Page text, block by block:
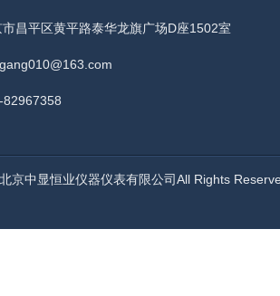
昌平区黄平路泰华龙旗广场D座1502室
82967358
京中显恒业仪器仪表有限公司All Rights